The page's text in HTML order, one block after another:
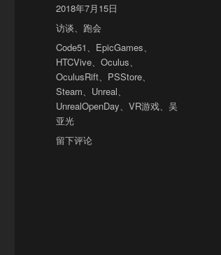
发
布
于
2018年7月15日
分
类
访谈、 跑会
标
签
Code51、 EpicGames、
HTCVive、Oculus、
OculusRift、 PSStore、
Steam、 Unreal、
UnrealOpenDay、VR游戏、吴
亚光
于
留下评论